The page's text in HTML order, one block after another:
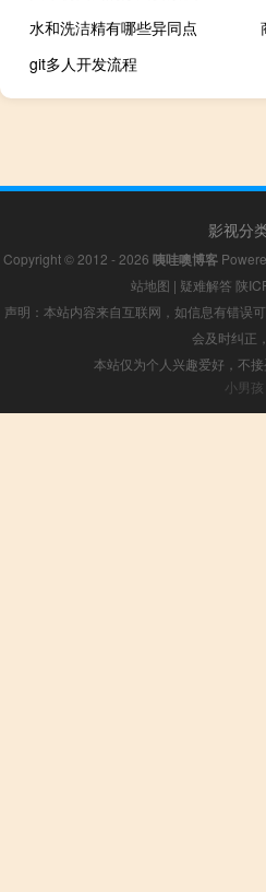
水和洗洁精有哪些异同点
git多人开发流程
影视分
Copyright © 2012 - 2026 咦哇噢博客
站地图 | 疑难解答 陕
声明：本站内容来自互联网，如信息有错误
会及时纠正
本站仅为个人兴趣爱好，不
小男孩